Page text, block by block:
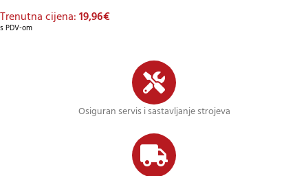
Trenutna cijena:19,96€
s PDV-om
Osiguran servis i sastavljanje strojeva